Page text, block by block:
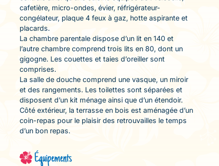
cafetière, micro-ondes, évier, réfrigérateur-
congélateur, plaque 4 feux à gaz, hotte aspirante et
placards.
La chambre parentale dispose d’un lit en 140 et
l’autre chambre comprend trois lits en 80, dont un
gigogne. Les couettes et taies d’oreiller sont
comprises.
La salle de douche comprend une vasque, un miroir
et des rangements. Les toilettes sont séparées et
disposent d’un kit ménage ainsi que d’un étendoir.
Côté extérieur, la terrasse en bois est aménagée d’un
coin-repas pour le plaisir des retrouvailles le temps
d’un bon repas.
Équipements